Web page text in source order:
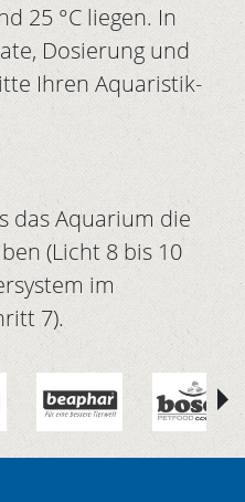
25 °C liegen. In
Dosierung und
Ihren Aquaristik-
das Aquarium die
(Licht 8 bis 10
im
7).